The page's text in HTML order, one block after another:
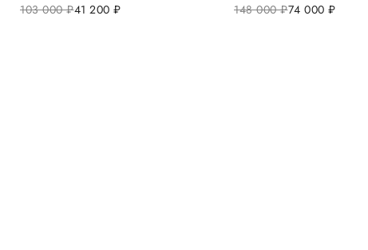
103 000руб.41 200 руб. 148 000руб.74 000 руб.